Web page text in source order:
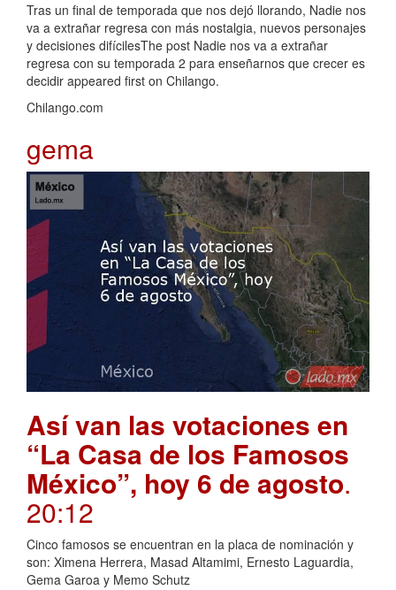
Tras un final de temporada que nos dejó llorando, Nadie nos
va a extrañar regresa con más nostalgia, nuevos personajes
y decisiones difícilesThe post Nadie nos va a extrañar
regresa con su temporada 2 para enseñarnos que crecer es
decidir appeared first on Chilango.
Chilango.com
gema
Así van las votaciones en
“La Casa de los Famosos
México”, hoy 6 de agosto.
20:12
Cinco famosos se encuentran en la placa de nominación y
son: Ximena Herrera, Masad Altamimi, Ernesto Laguardia,
Gema Garoa y Memo Schutz